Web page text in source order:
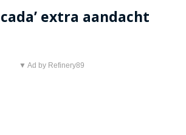
extra aandacht
▼ Ad by Refinery89